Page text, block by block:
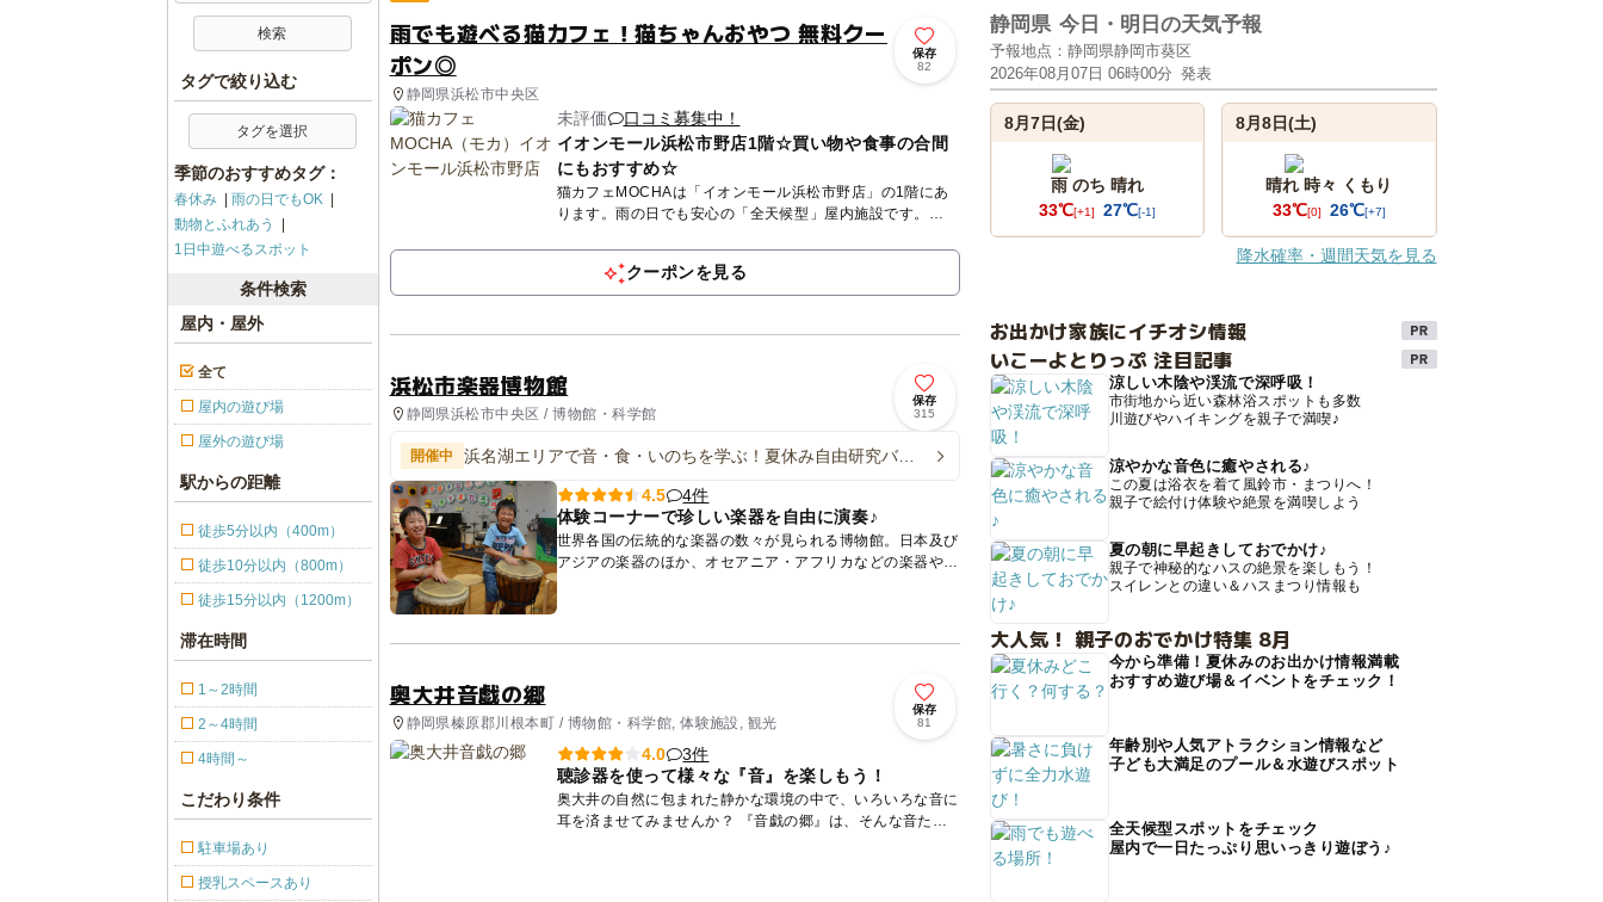
雨でも遊べる猫カフェ！猫ちゃんおやつ 無料クー
ポン◎
静岡県浜松市中央区
保存
82
未評価
口コミ募集中！
イオンモール浜松市野店1階☆買い物や食事の合間
にもおすすめ☆
猫カフェMOCHAは「イオンモール浜松市野店」の1階にあ
ります。雨の日でも安心の「全天候型」屋内施設です。
クーポンを見る
浜松市楽器博物館
静岡県浜松市中央区 / 博物館・科学館
保存
315
開催中
浜名湖エリアで音・食・いのちを学ぶ！夏休み自由研究バス
ツアー
4.5
4件
体験コーナーで珍しい楽器を自由に演奏♪
世界各国の伝統的な楽器の数々が見られる博物館。日本及び
アジアの楽器のほか、オセアニア・アフリカなどの楽器や鍵
盤楽器、アメリカ、ヨーロッパの管楽器や弦楽器も展示され
ています。 ...
奥大井音戯の郷
静岡県榛原郡川根本町 / 博物館・科学館, 体験施設, 観光
保存
81
4.0
3件
聴診器を使って様々な『音』を楽しもう！
奥大井の自然に包まれた静かな環境の中で、いろいろな音に
耳を済ませてみませんか？ 『音戯の郷』は、そんな音たち
タグで絞り込む
タグを選択
季節のおすすめタグ：
春休み
雨の日でもOK
動物とふれあう
1日中遊べるスポット
条件検索
屋内・屋外
全て
屋内の遊び場
屋外の遊び場
駅からの距離
徒歩5分以内（400m）
徒歩10分以内（800m）
徒歩15分以内（1200m）
滞在時間
1～2時間
2～4時間
4時間～
こだわり条件
駐車場あり
授乳スペースあり
静岡県 今日・明日の天気予報
予報地点：静岡県静岡市葵区
2026年08月07日 06時00分 発表
8月7日(金)
雨 のち 晴れ
33℃[+1] 27℃[-1]
8月8日(土)
晴れ 時々 くもり
33℃[0] 26℃[+7]
降水確率・週間天気を見る
お出かけ家族にイチオシ情報
いこーよとりっぷ 注目記事
涼しい木陰や渓流で深呼吸！
市街地から近い森林浴スポットも多数
川遊びやハイキングを親子で満喫♪
涼やかな音色に癒やされる♪
この夏は浴衣を着て風鈴市・まつりへ！
親子で絵付け体験や絶景を満喫しよう
夏の朝に早起きしておでかけ♪
親子で神秘的なハスの絶景を楽しもう！
スイレンとの違い＆ハスまつり情報も
大人気！ 親子のおでかけ特集 8月
今から準備！夏休みのお出かけ情報満載
おすすめ遊び場＆イベントをチェック！
年齢別や人気アトラクション情報など
子ども大満足のプール＆水遊びスポット
全天候型スポットをチェック
屋内で一日たっぷり思いっきり遊ぼう♪